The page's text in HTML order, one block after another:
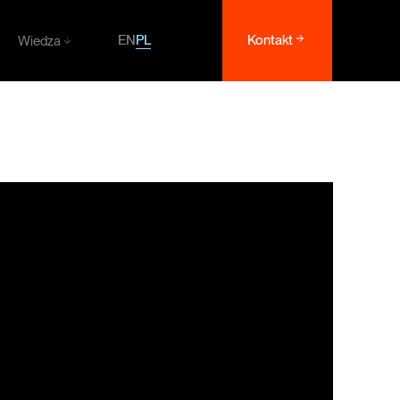
Wiedza
ENPL Kontakt